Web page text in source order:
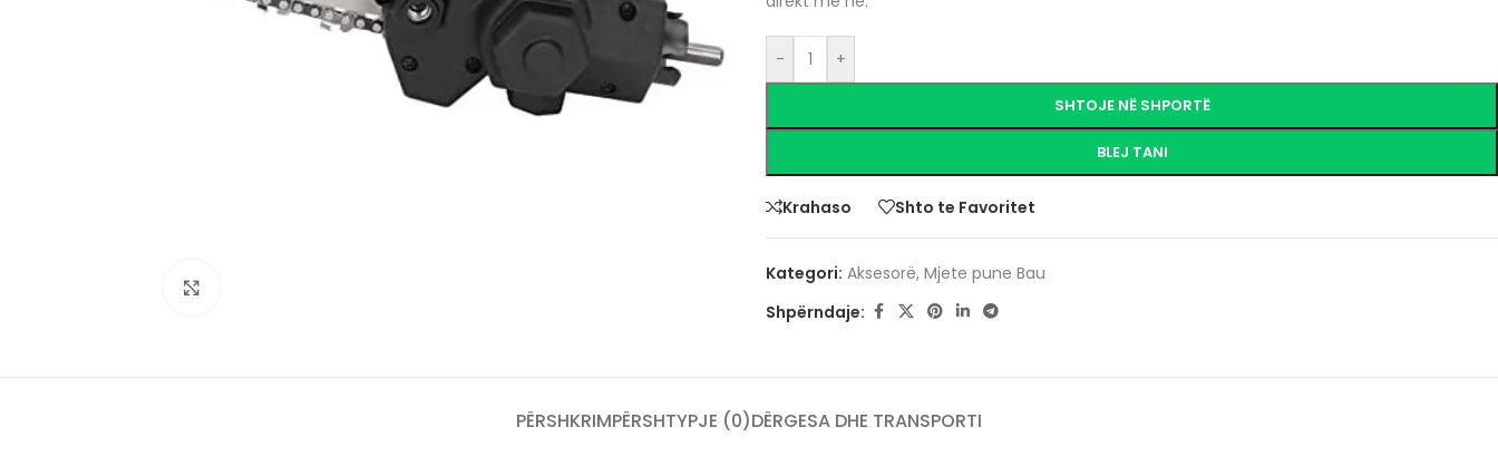
- +
SHTOJE NË SHPORTË
BLEJ TANI
Krahaso Shto te Favoritet
Kategori: Aksesorë, Mjete pune Bau
Shpërndaje:
PËRSHKRIMPËRSHTYPJE (0)DËRGESA DHE TRANSPORTI